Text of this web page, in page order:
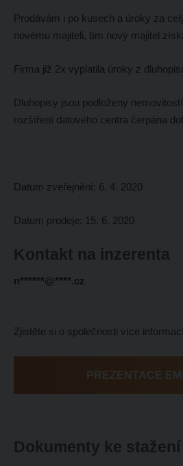
Prodávám i po kusech a úroky za
novému majiteli, tím nový majitel
Firma již 2x vyplatila úroky z
Dluhopisy jsou podloženy
rozšíření datového centra čerpána
Datum zveřejnění: 6. 4. 2020
Datum prodeje: 15. 6. 2020
Kontakt na inzerenta
n******@****.cz
Zjistěte si o společnosti více
PREZENTACE
Dokumenty ke stažení